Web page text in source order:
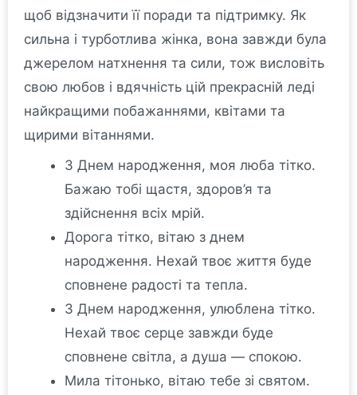
щоб відзначити її поради та підтримку. Як
сильна і турботлива жінка, вона завжди була
джерелом натхнення та сили, тож висловіть
свою любов і вдячність цій прекрасній леді
найкращими побажаннями, квітами та
щирими вітаннями.
З Днем народження, моя люба тітко.
Бажаю тобі щастя, здоров’я та
здійснення всіх мрій.
Дорога тітко, вітаю з днем
народження. Нехай твоє життя буде
сповнене радості та тепла.
З Днем народження, улюблена тітко.
Нехай твоє серце завжди буде
сповнене світла, а душа — спокою.
Мила тітонько, вітаю тебе зі святом.